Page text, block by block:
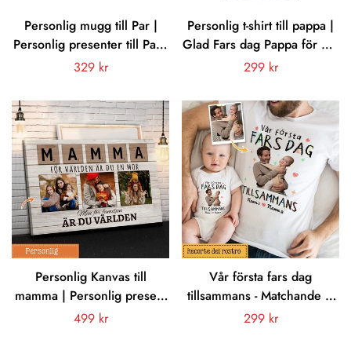
Personlig mugg till Par |
Personlig presenter till Par |
Kärlekssång Musikspelare
Vanligt
329 kr
Personlig t-shirt till pappa |
Glad Fars dag Pappa för oss
är du hela världen foto
Vanligt
299 kr
Personlig Kanvas till
mamma | Personlig present
till mor | Mamma För
Vanligt
499 kr
Vår första fars dag
tillsammans - Matchande T-
shirt anpassat foto till Pappa
Vanligt
299 kr